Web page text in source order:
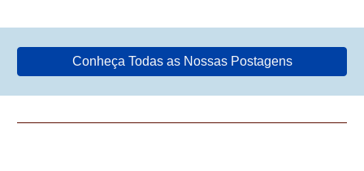
Conheça Todas as Nossas Postagens